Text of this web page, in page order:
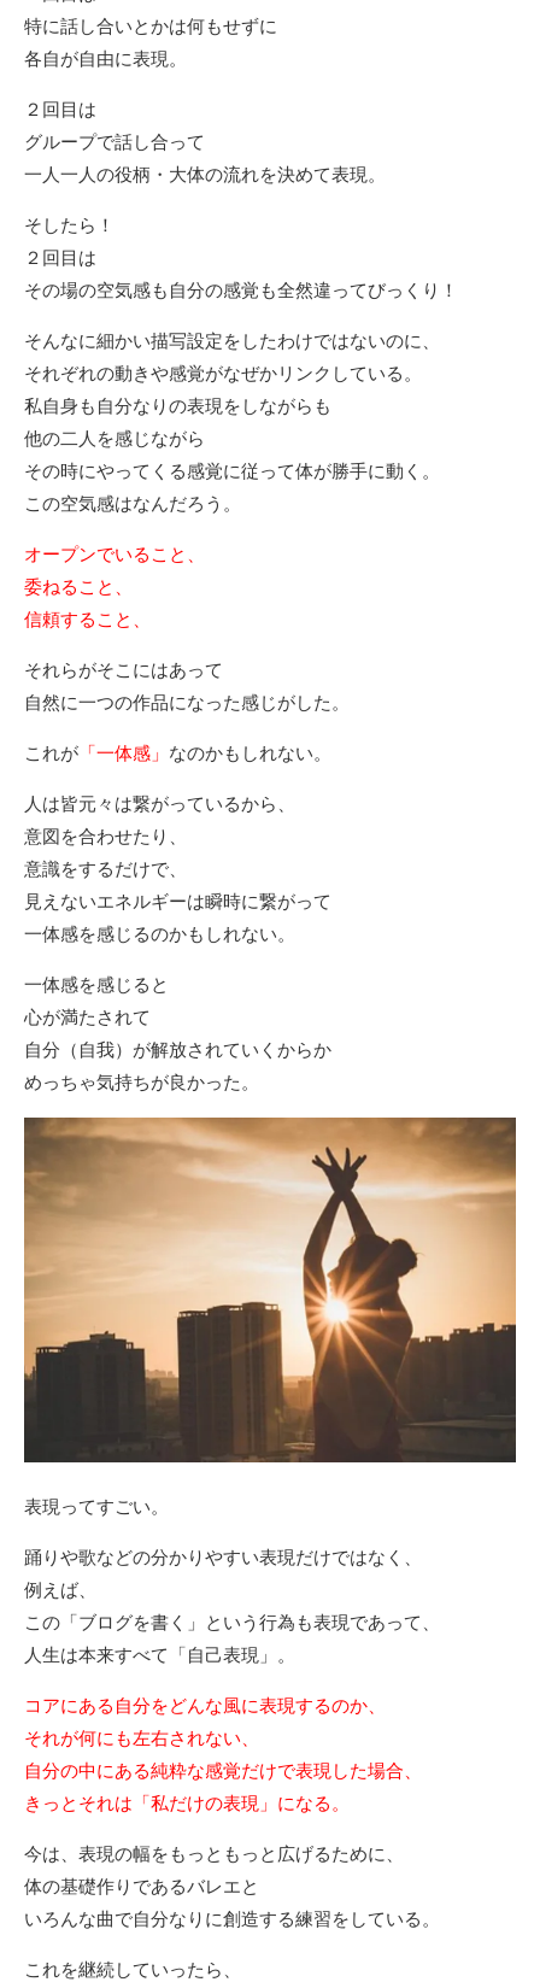
特に話し合いとかは何もせずに
各自が自由に表現。
２回目は
グループで話し合って
一人一人の役柄・大体の流れを決めて表現。
そしたら！
２回目は
その場の空気感も自分の感覚も全然違ってびっくり！
そんなに細かい描写設定をしたわけではないのに、
それぞれの動きや感覚がなぜかリンクしている。
私自身も自分なりの表現をしながらも
他の二人を感じながら
その時にやってくる感覚に従って体が勝手に動く。
この空気感はなんだろう。
オープンでいること、
委ねること、
信頼すること、
それらがそこにはあって
自然に一つの作品になった感じがした。
これが 「一体感」 なのかもしれない。
人は皆元々は繋がっているから、
意図を合わせたり、
意識をするだけで、
見えないエネルギーは瞬時に繋がって
一体感を感じるのかもしれない。
一体感を感じると
心が満たされて
自分（自我）が解放されていくからか
めっちゃ気持ちが良かった。
表現ってすごい。
踊りや歌などの分かりやすい表現だけではなく、
例えば、
この「ブログを書く」という行為も表現であって、
人生は本来すべて「自己表現」。
コアにある自分をどんな風に表現するのか、
それが何にも左右されない、
自分の中にある純粋な感覚だけで表現した場合、
きっとそれは「私だけの表現」になる。
今は、表現の幅をもっともっと広げるために、
体の基礎作りであるバレエと
いろんな曲で自分なりに創造する練習をしている。
これを継続していったら、